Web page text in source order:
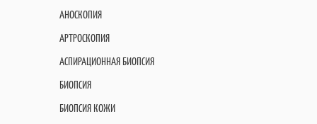
АНОСКОПИЯ
АРТРОСКОПИЯ
АСПИРАЦИОННАЯ БИОПСИЯ
БИОПСИЯ
БИОПСИЯ КОЖИ